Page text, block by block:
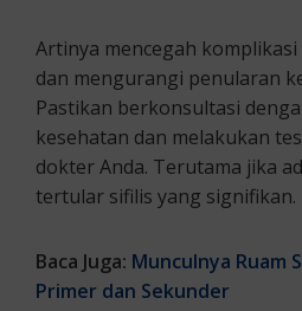
Artinya mencegah
dan mengurangi penularan
Pastikan berkonsultasi
kesehatan dan melakukan
dokter Anda. Terutama jika
tertular sifilis yang signifikan.
Baca Juga: Munculnya Ruam
Primer dan Sekunder